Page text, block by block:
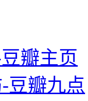
瓣主页
豆瓣九点